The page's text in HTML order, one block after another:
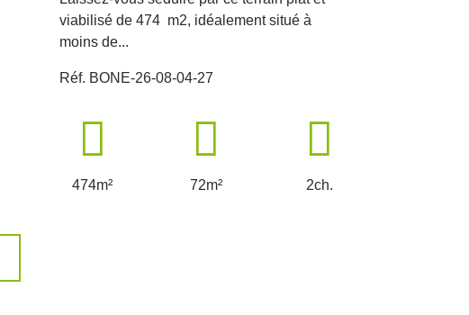
viabilisé de 474 m2, idéalement situé à
moins de...
Réf. BONE-26-08-04-27
474m² 72m² 2ch.